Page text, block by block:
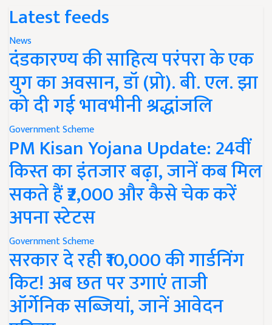
Latest feeds
News
दंडकारण्य की साहित्य परंपरा के एक
युग का अवसान, डॉ (प्रो). बी. एल. झा
को दी गई भावभीनी श्रद्धांजलि
Government Scheme
PM Kisan Yojana Update: 24वीं
किस्त का इंतजार बढ़ा, जानें कब मिल
सकते हैं ₹2,000 और कैसे चेक करें
अपना स्टेटस
Government Scheme
सरकार दे रही ₹10,000 की गार्डनिंग
किट! अब छत पर उगाएं ताजी
ऑर्गेनिक सब्जियां, जानें आवेदन